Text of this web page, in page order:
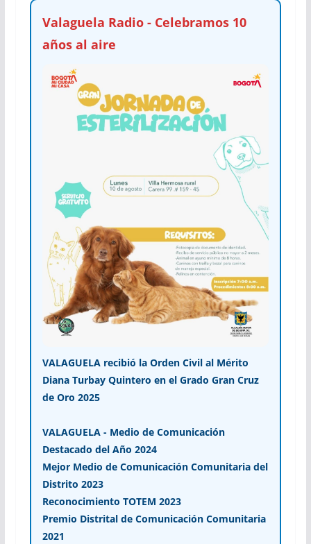
Valaguela Radio - Celebramos 10
años al aire
VALAGUELA recibió la Orden Civil al Mérito
Diana Turbay Quintero en el Grado Gran Cruz
de Oro 2025
VALAGUELA - Medio de Comunicación
Destacado del Año 2024
Mejor Medio de Comunicación Comunitaria del
Distrito 2023
Reconocimiento TOTEM 2023
Premio Distrital de Comunicación Comunitaria
2021